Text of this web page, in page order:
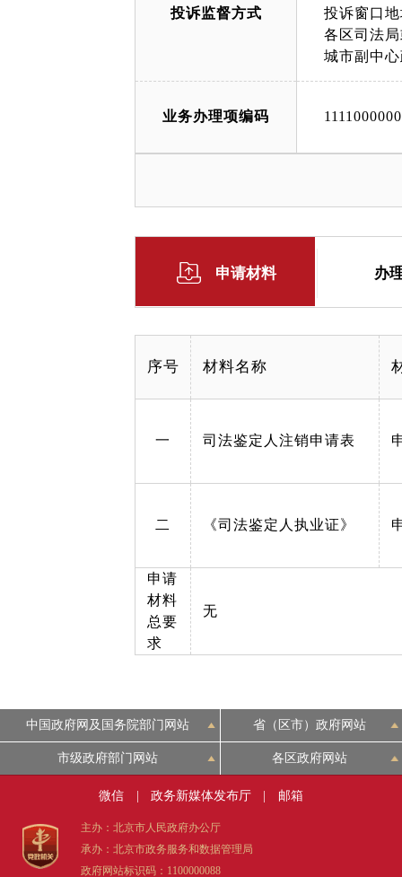
投诉监督方式
投诉窗口
各区司法
城市副中
业务办理项编码
申请材料 办
序号 材料名称
一 司法鉴定人注销申请表
二 《司法鉴定人执业证》
申请
材料
总要
求
无
中国政府网及国务院部门网站 省（区市）政府网站
市级政府部门网站 各区政府网站
微信 政务新媒体发布厅 邮箱
主办：北京市人民政府办公厅
承办：北京市政务服务和数据管理局
政府网站标识码：1100000088